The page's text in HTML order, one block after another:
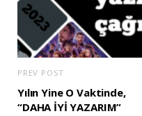
PREV POST
Yılın Yine O Vaktinde,
“DAHA İYİ YAZARIM”